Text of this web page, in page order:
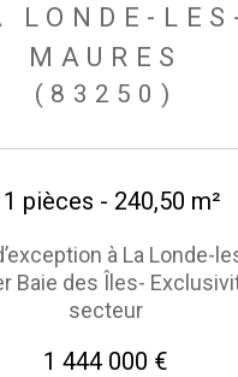
LONDE-
MAURES
(83250)
pièces - 240,50 m²
à La Londe-
Baie des Îles-
secteur
1 444 000 €